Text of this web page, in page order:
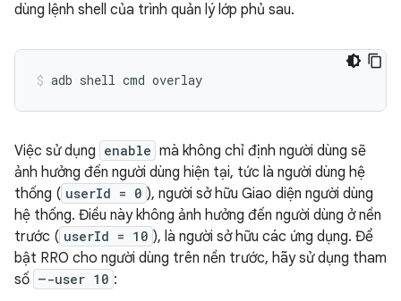
dùng lệnh shell của trình quản lý lớp phủ sau.
adb shell cmd overlay
Việc sử dụng enable mà không chỉ định người dùng sẽ
ảnh hưởng đến người dùng hiện tại, tức là người dùng hệ
thống ( userId = 0 ), người sở hữu Giao diện người dùng
hệ thống. Điều này không ảnh hưởng đến người dùng ở nền
trước ( userId = 10 ), là người sở hữu các ứng dụng. Để
bật RRO cho người dùng trên nền trước, hãy sử dụng tham
số –-user 10 :